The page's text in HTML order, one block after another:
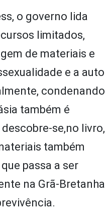
o governo lida
limitados,
de materiais e
e a auto
condenando
também é
se,no livro,
também
passa a ser
na Grã-Bretanha